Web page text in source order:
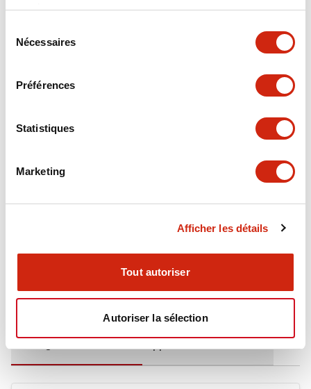
services.
Nécessaires
Préférences
Statistiques
Marketing
Afficher les détails
Tout autoriser
Autoriser la sélection
Aesthetic Specifications
Electrical Specifications (rated illuminated
Mechanical Specifications
Documents et fichiers